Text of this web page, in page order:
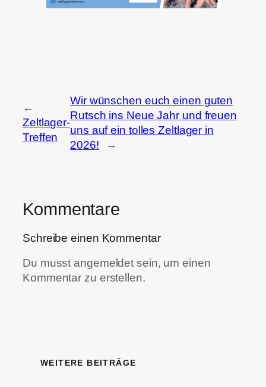
←
Zeltlager-
Treffen
Wir wünschen euch einen guten
Rutsch ins Neue Jahr und freuen
uns auf ein tolles Zeltlager in
2026!
→
Kommentare
Schreibe einen Kommentar
Du musst angemeldet sein, um einen
Kommentar zu erstellen.
WEITERE BEITRÄGE